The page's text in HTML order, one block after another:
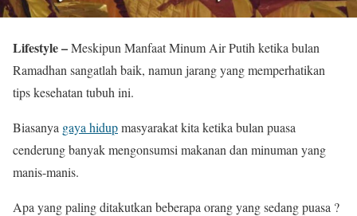
Lifestyle –Meskipun Manfaat Minum Air Putih ketika bulan
Ramadhan sangatlah baik, namun jarang yang memperhatikan
tips kesehatan tubuh ini.
Biasanya gaya hidupmasyarakat kita ketika bulan puasa
cenderung banyak mengonsumsi makanan dan minuman yang
manis-manis.
Apa yang paling ditakutkan beberapa orang yang sedang puasa ?